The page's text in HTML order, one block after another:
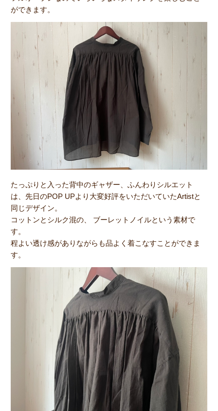
ができます。
たっぷりと入った背中のギャザー、ふんわりシルエット
は、先日のPOP UPより大変好評をいただいていたArtistと
同じデザイン。
コットンとシルク混の、 ブーレットノイルという素材で
す。
程よい透け感がありながらも品よく着こなすことができま
す。